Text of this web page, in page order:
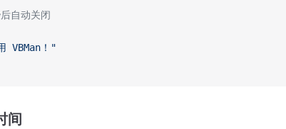
自动关闭
VBMan！"
间